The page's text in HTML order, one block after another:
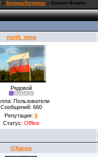
» Актеры/Актрисы » Хоакин Феникс
north_terra
Рядовой
Пользователи
Сообщений: 660
Репутация: 5
Статус: Offline
OXanna